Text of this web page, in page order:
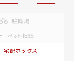
駐輪場
ペット相談
宅配ボックス